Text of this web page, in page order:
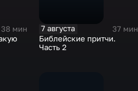
38 мин
7 августа
37 мин
Библейские притчи.
Часть 2